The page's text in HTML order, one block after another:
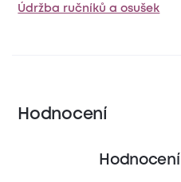
Údržba ručníků a osušek
Hodnocení